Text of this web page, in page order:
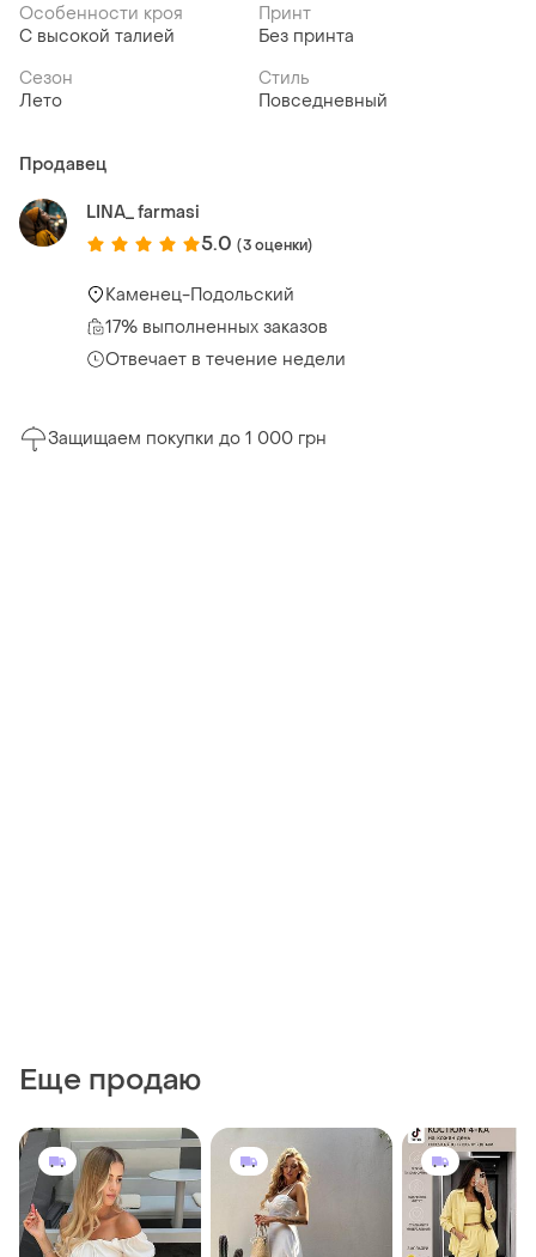
Особенности кроя
С высокой талией
Принт
Без принта
Сезон
Лето
Стиль
Повседневный
Продавец
LINA_ farmasi
5.0 (3 оценки)
Каменец-Подольский
17% выполненных заказов
Отвечает в течение недели
Защищаем покупки до 1 000 грн
Еще продаю